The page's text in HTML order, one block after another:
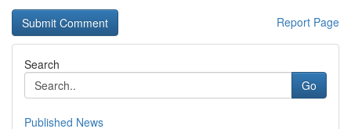
Report Page
Search
Go
Published News